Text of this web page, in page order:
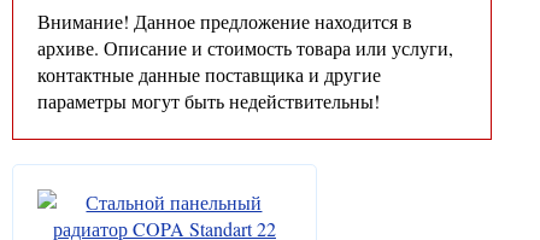
Внимание! Данное предложение находится в
архиве. Описание и стоимость товара или услуги,
контактные данные поставщика и другие
параметры могут быть недействительны!